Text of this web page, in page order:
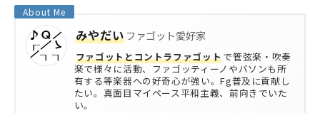
みやだいファゴット愛好家
ファゴットとコントラファゴットで管弦楽・吹奏
楽で様々に活動、ファゴッティーノやバソンも所
有する等楽器への好奇心が強い。Fg普及に貢献し
たい。真面目マイペース平和主義、前向きでいた
い。